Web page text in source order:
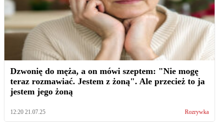
Dzwonię do męża, a on mówi szeptem: "Nie mogę
teraz rozmawiać. Jestem z żoną". Ale przecież to ja
jestem jego żoną
12:20 21.07.25 Rozrywka